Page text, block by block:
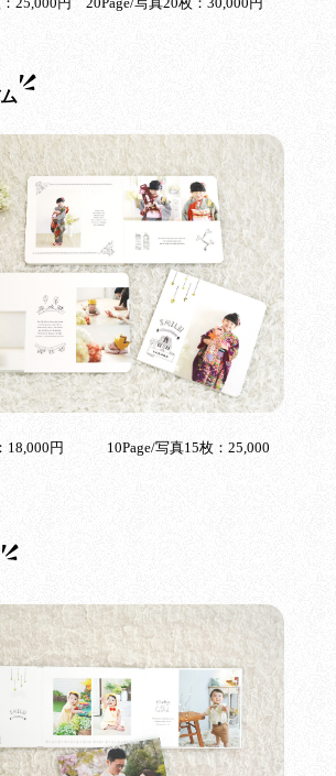
：18,000円 10Page/写真15枚：25,000